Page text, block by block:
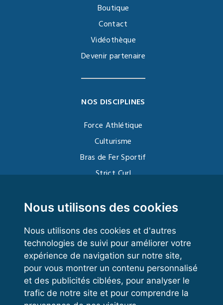
Nous utilisons des cookies
Nous utilisons des cookies et d'autres
technologies de suivi pour améliorer votre
expérience de navigation sur notre site,
pour vous montrer un contenu personnalisé
et des publicités ciblées, pour analyser le
trafic de notre site et pour comprendre la
Boutique
Contact
Vidéothèque
Devenir partenaire
NOS DISCIPLINES
Force Athlétique
Culturisme
Bras de Fer Sportif
Strict Curl
Kettlebell
VOS ESPACES
Espace dirigeant
Espace licencié